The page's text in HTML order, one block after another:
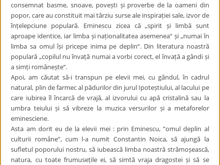
consemnat basme, snoave, povești și proverbe de la oameni din
popor, care au constituit mai târziu surse ale inspirației sale, izvor de
înțelepciune populară. Eminescu zicea că „spirit și limbă sunt
aproape identice, iar limba și naționalitatea asemenea“ și „numai în
limba sa omul își pricepe inima pe deplin“. Din literatura noastră
populară „copilul nu învață numai a vorbi corect, el învață a gândi și
a simți românește“.
Apoi, am căutat să-i transpun pe elevii mei, cu gândul, în cadrul
natural, plin de farmec al pădurilor din jurul Ipoteștiului, al lacului pe
care iubirea îl încarcă de vrajă, al izvorului cu apă cristalină sau la
umbra teiului și să vibreze la muzica versurilor și a metaforelor
eminesciene.
Asta am dorit eu de la elevii mei : prin Eminescu, ”omul deplin al
culturii române”, cum l-a numit Constantin Noica, să ajungă la
sufletul poporului nostru, să iubească limba noastră strămoșească,
natura, cu toate frumusețile ei, să simtă vraja dragostei și să se